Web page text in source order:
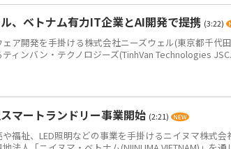
、ベトナム有力IT企業とAI開発で提携 (3:22)
ア開発を手掛ける株式会社ニーズウェル(東京都千代
ィンバン・テクノロジーズ(TinhVan Technologies
マートランドリー事業開始 (2:21)
福祉、LED照明などの事業を手掛けるニイヌマ株式